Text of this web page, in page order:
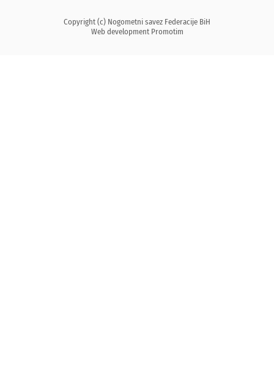
Copyright (c) Nogometni savez Federacije BiH
Web development Promotim